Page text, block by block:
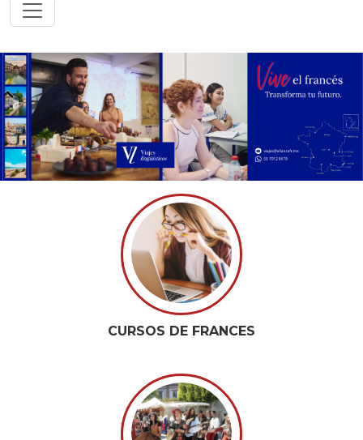
CURSOS DE FRANCES